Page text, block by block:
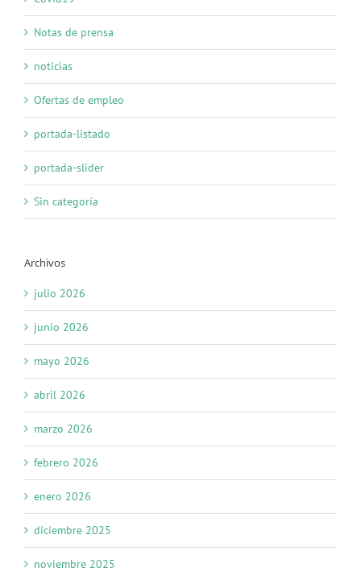
Notas de prensa
noticias
Ofertas de empleo
portada-listado
portada-slider
Sin categoría
Archivos
julio 2026
junio 2026
mayo 2026
abril 2026
marzo 2026
febrero 2026
enero 2026
diciembre 2025
noviembre 2025